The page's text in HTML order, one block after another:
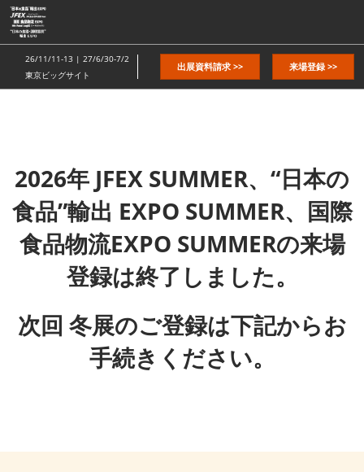
ス
キ
ッ
し
26/11/11-13 | 27/6/30-7/2
東京ビッグサイト
出展資料請求 >> 来場登録 >>
2026年 JFEX SUMMER、“日本の
食品”輸出 EXPO SUMMER、国際
食品物流EXPO SUMMERの来場
登録は終了しました。
次回 冬展のご登録は下記からお
手続きください。